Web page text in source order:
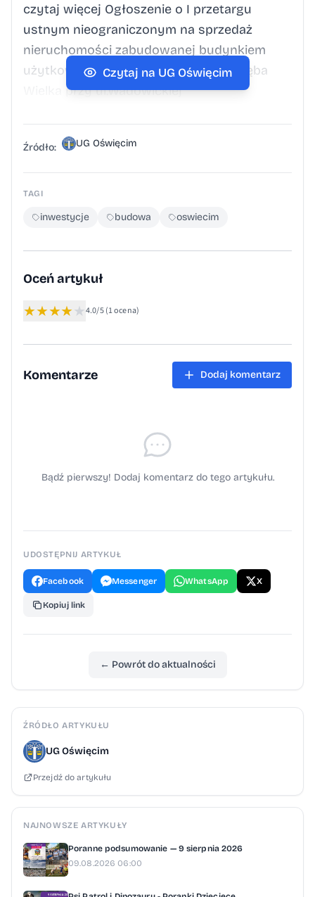
czytaj więcej Ogłoszenie o I przetargu
ustnym nieograniczonym na sprzedaż
nieruchomości zabudowanej budynkiem
użytkowym, położonej w obrębie Poręba
Wielka przy ul.Wadowickiej
Czytaj na UG Oświęcim
Źródło: UG Oświęcim
TAGI
inwestycje budowa oswiecim
Oceń artykuł
★★★★★4.0/5(1 ocena)
Komentarze Dodaj komentarz
Bądź pierwszy! Dodaj komentarz do tego artykułu.
UDOSTĘPNIJ ARTYKUŁ
Facebook Messenger WhatsApp X
Kopiuj link
← Powrót do aktualności
ŹRÓDŁO ARTYKUŁU
UG Oświęcim
Przejdź do artykułu
NAJNOWSZE ARTYKUŁY
Poranne podsumowanie — 9 sierpnia 2026
09.08.2026 06:00